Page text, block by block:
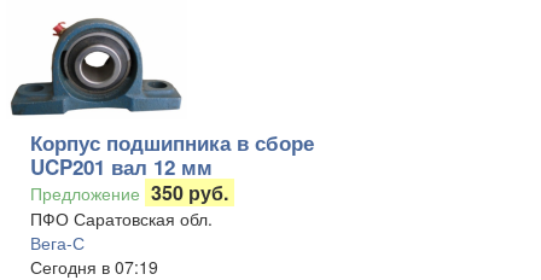
Корпус подшипника в сборе
UCP201 вал 12 мм
Предложение 350 руб.
ПФО Саратовская обл.
Вега-С
Сегодня в 07:19